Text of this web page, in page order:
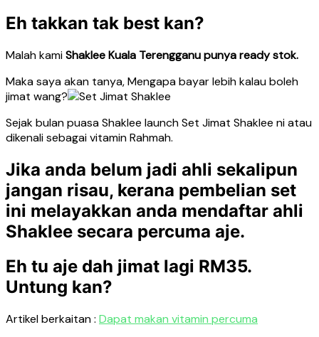
Eh takkan tak best kan?
Malah kamiShaklee Kuala Terengganu punya ready stok.
Maka saya akan tanya, Mengapa bayar lebih kalau boleh
jimat wang?
Sejak bulan puasa Shaklee launch Set Jimat Shaklee ni atau
dikenali sebagai vitamin Rahmah.
Jika anda belum jadi ahli sekalipun
jangan risau, kerana pembelian set
ini melayakkan anda mendaftar ahli
Shaklee secara percuma aje.
Eh tu aje dah jimat lagi RM35.
Untung kan?
Artikel berkaitan : Dapat makan vitamin percuma